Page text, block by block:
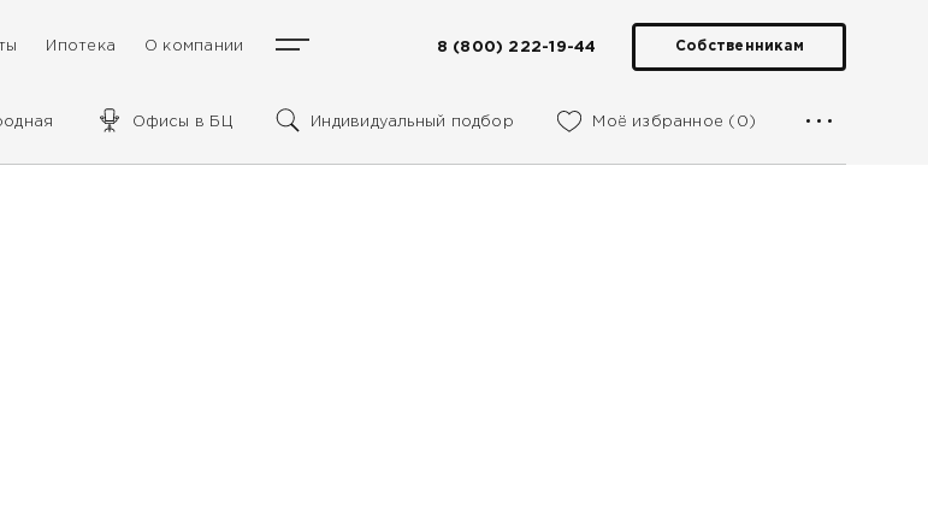
Ипотека О компании 8 (800) 222-19-44 Собственникам
Офисы в БЦ Индивидуальный подбор Моё избранное (0)